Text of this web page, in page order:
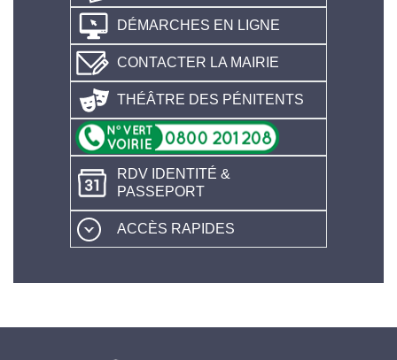
DÉMARCHES EN LIGNE
CONTACTER LA MAIRIE
THÉÂTRE DES PÉNITENTS
RDV IDENTITÉ &
PASSEPORT
ACCÈS RAPIDES